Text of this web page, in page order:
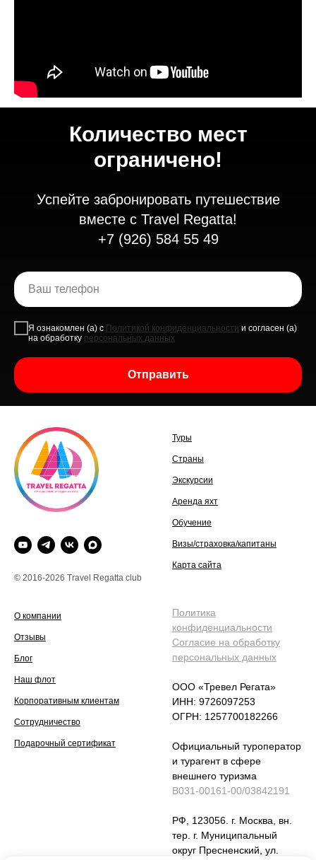
Количество мест
ограничено!
Успейте забронировать путешествие
вместе с Travel Regatta!
+7 (926) 584 55 49
Я ознакомлен (а) с Политикой конфиденциальности и согласен (а)
на обработку персональных данных
Отправить
© 2016-2026 Travel Regatta club
Туры
Страны
Экскурсии
Аренда яхт
Обучение
Визы/страховка/капитаны
Карта сайта
О компании
Отзывы
Блог
Наш флот
Корпоративным клиентам
Сотрудничество
Подарочный сертификат
Политика
конфиденциальности
Согласие на обработку
персональных данных
ООО «Тревел Регата»
ИНН: 9726097253
ОГРН: 1257700182266
Официальный туроператор
и турагент в сфере
внешнего туризма
В031-00161-00/03842191
РФ, 123056. г. Москва, вн.
тер. г. Муниципальный
округ Пресненский, ул.